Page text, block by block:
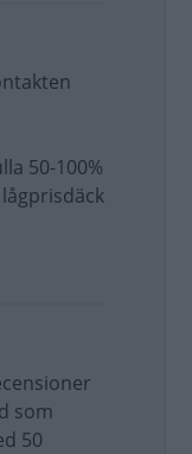
50-100%
som
50